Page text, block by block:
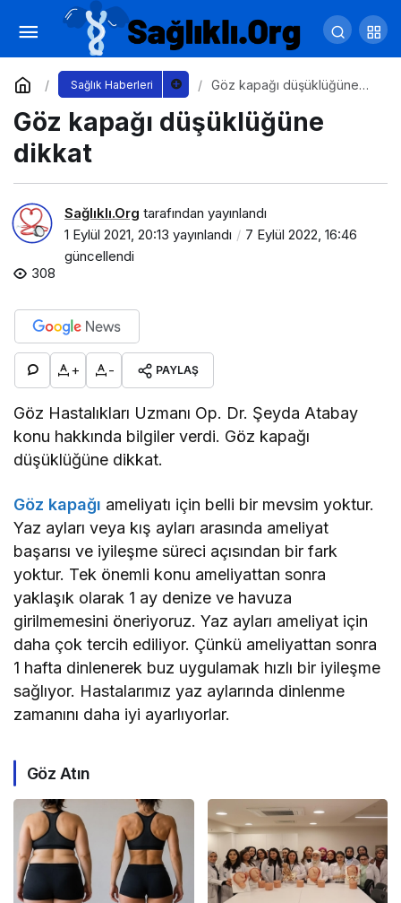
Sağlık Haberleri
Göz kapağı düşüklüğüne
Göz kapağı düşüklüğüne
dikkat
Sağlıklı.Org tarafından yayınlandı
1 Eylül 2021, 20:13 yayınlandı
7 Eylül 2022, 16:46
güncellendi
308
+ - PAYLAŞ
Göz Hastalıkları Uzmanı Op. Dr. Şeyda Atabay
konu hakkında bilgiler verdi. Göz kapağı
düşüklüğüne dikkat.
Göz kapağı ameliyatı için belli bir mevsim yoktur.
Yaz ayları veya kış ayları arasında ameliyat
başarısı ve iyileşme süreci açısından bir fark
yoktur. Tek önemli konu ameliyattan sonra
yaklaşık olarak 1 ay denize ve havuza
girilmemesini öneriyoruz. Yaz ayları ameliyat için
daha çok tercih ediliyor. Çünkü ameliyattan sonra
1 hafta dinlenerek buz uygulamak hızlı bir iyileşme
sağlıyor. Hastalarımız yaz aylarında dinlenme
zamanını daha iyi ayarlıyorlar.
Göz Atın
Burun ucu neden düşer?
Yorum Yap Paylaş